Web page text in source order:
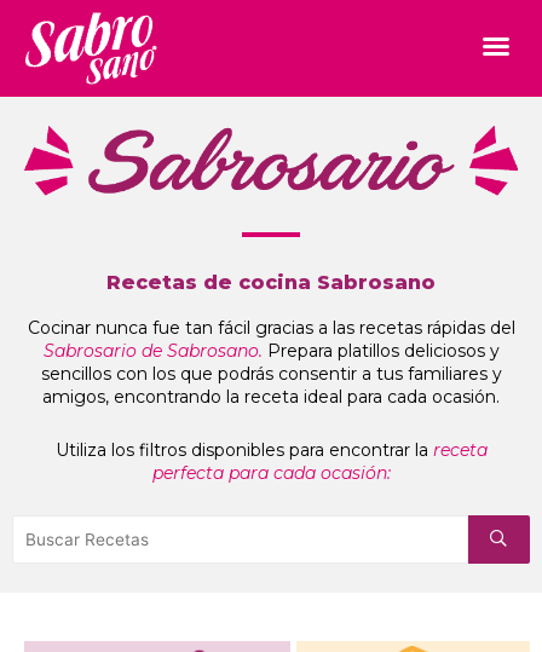
Recetas de cocina Sabrosano
Cocinar nunca fue tan fácil gracias a las recetas rápidas del
Sabrosario de Sabrosano. Prepara platillos deliciosos y
sencillos con los que podrás consentir a tus familiares y
amigos, encontrando la receta ideal para cada ocasión.
Utiliza los filtros disponibles para encontrar la receta
perfecta para cada ocasión: